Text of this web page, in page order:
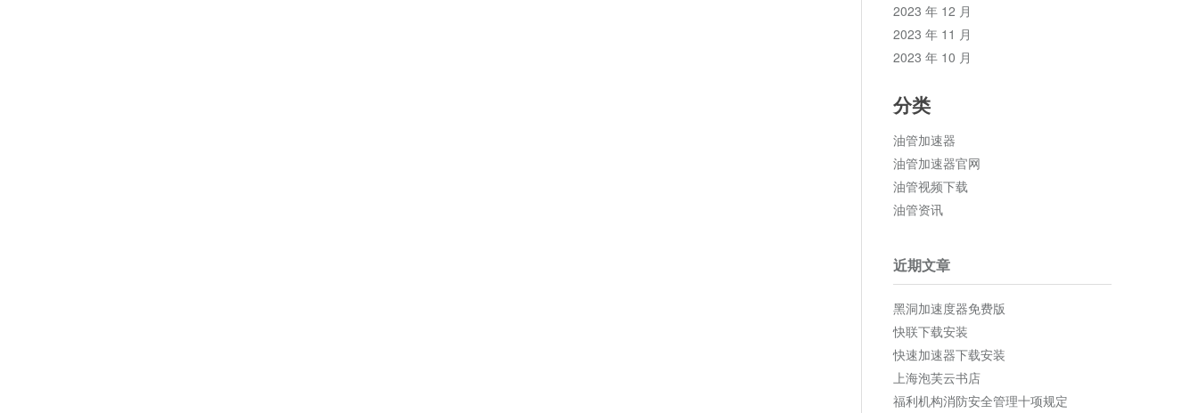
2023 年 12 月
2023 年 11 月
2023 年 10 月
分类
油管加速器
油管加速器官网
油管视频下载
油管资讯
近期文章
黑洞加速度器免费版
快联下载安装
快速加速器下载安装
上海泡芙云书店
福利机构消防安全管理十项规定